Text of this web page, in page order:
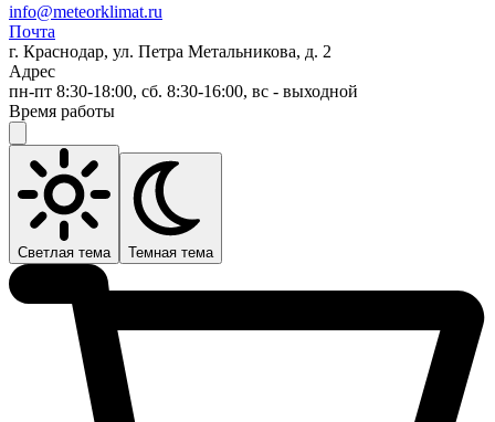
info@meteorklimat.ru
Почта
г. Краснодар, ул. Петра Метальникова, д. 2
Адрес
пн-пт 8:30-18:00, сб. 8:30-16:00, вс - выходной
Время работы
Светлая тема Темная тема